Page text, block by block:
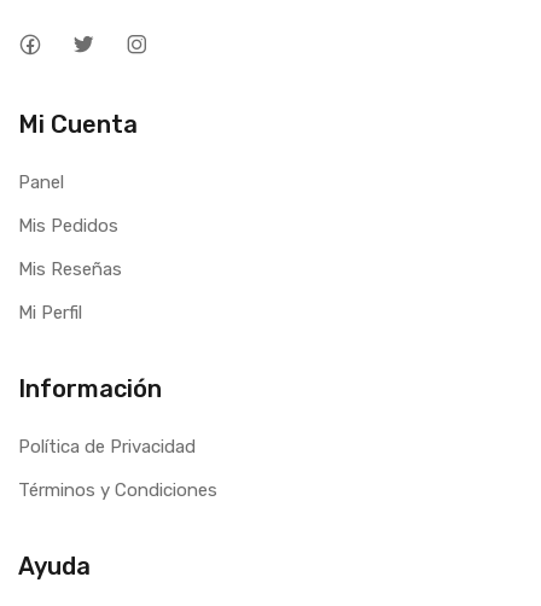
Mi Cuenta
Panel
Mis Pedidos
Mis Reseñas
Mi Perfil
Información
Política de Privacidad
Términos y Condiciones
Ayuda